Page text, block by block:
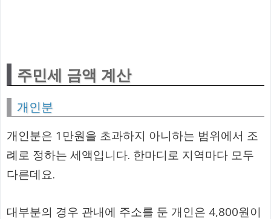
주민세 금액 계산
개인분
개인분은 1만원을 초과하지 아니하는 범위에서 조
례로 정하는 세액입니다. 한마디로 지역마다 모두
다른데요.
대부분의 경우 관내에 주소를 둔 개인은 4,800원이